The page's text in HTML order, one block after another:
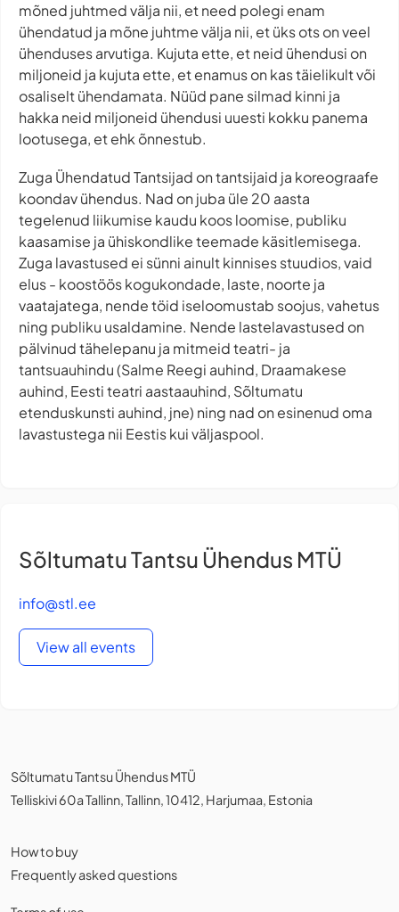
mõned juhtmed välja nii, et need polegi enam
ühendatud ja mõne juhtme välja nii, et üks ots on veel
ühenduses arvutiga. Kujuta ette, et neid ühendusi on
miljoneid ja kujuta ette, et enamus on kas täielikult või
osaliselt ühendamata. Nüüd pane silmad kinni ja
hakka neid miljoneid ühendusi uuesti kokku panema
lootusega, et ehk õnnestub.
Zuga Ühendatud Tantsijad on tantsijaid ja koreograafe
koondav ühendus. Nad on juba üle 20 aasta
tegelenud liikumise kaudu koos loomise, publiku
kaasamise ja ühiskondlike teemade käsitlemisega.
Zuga lavastused ei sünni ainult kinnises stuudios, vaid
elus - koostöös kogukondade, laste, noorte ja
vaatajatega, nende töid iseloomustab soojus, vahetus
ning publiku usaldamine. Nende lastelavastused on
pälvinud tähelepanu ja mitmeid teatri- ja
tantsuauhindu (Salme Reegi auhind, Draamakese
auhind, Eesti teatri aastaauhind, Sõltumatu
etenduskunsti auhind, jne) ning nad on esinenud oma
lavastustega nii Eestis kui väljaspool.
Sõltumatu Tantsu Ühendus MTÜ
info@stl.ee
View all events
Sõltumatu Tantsu Ühendus MTÜ
Telliskivi 60a Tallinn, Tallinn, 10412, Harjumaa, Estonia
How to buy
Frequently asked questions